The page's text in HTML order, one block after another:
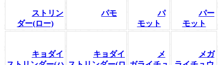
ストリン
ダー(ロー)
パモ
パ
モット
パー
モット
キョダイ
キョダイ
メ
メガ